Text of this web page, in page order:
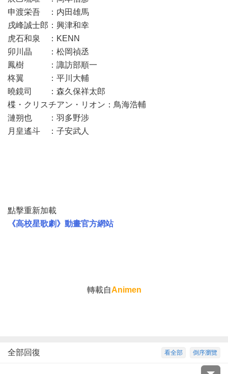
申渡栄吾 ：内田雄馬
戌峰誠士郎：興津和幸
虎石和泉 ：KENN
卯川晶 ：松岡禎丞
鳳樹 ：諏訪部順一
柊翼 ：平川大輔
曉鏡司 ：森久保祥太郎
楪・クリスチアン・リオン：鳥海浩輔
漣朔也 ：羽多野涉
月皇遙斗 ：子安武人
點擊重新加載
《高校星歌劇》動畫官方網站
轉載自Animen
倒序瀏覽
看全部
全部回復